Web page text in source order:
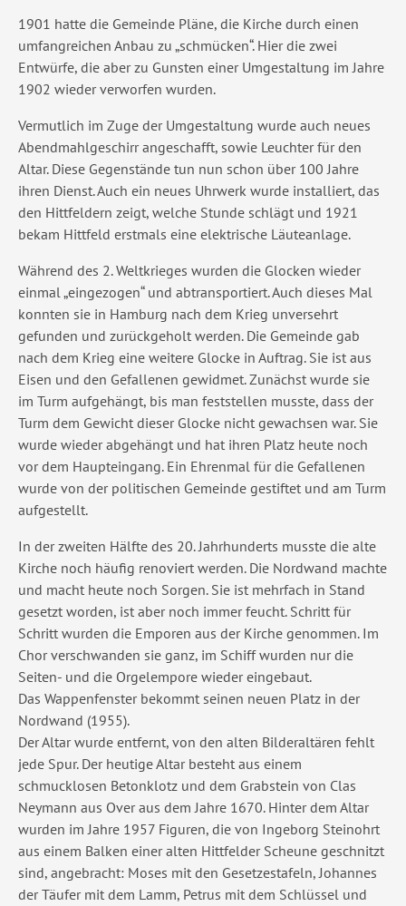
1901 hatte die Gemeinde Pläne, die Kirche durch einen
umfangreichen Anbau zu „schmücken“. Hier die zwei
Entwürfe, die aber zu Gunsten einer Umgestaltung im Jahre
1902 wieder verworfen wurden.
Vermutlich im Zuge der Umgestaltung wurde auch neues
Abendmahlgeschirr angeschafft, sowie Leuchter für den
Altar. Diese Gegenstände tun nun schon über 100 Jahre
ihren Dienst. Auch ein neues Uhrwerk wurde installiert, das
den Hittfeldern zeigt, welche Stunde schlägt und 1921
bekam Hittfeld erstmals eine elektrische Läuteanlage.
Während des 2. Weltkrieges wurden die Glocken wieder
einmal „eingezogen“ und abtransportiert. Auch dieses Mal
konnten sie in Hamburg nach dem Krieg unversehrt
gefunden und zurückgeholt werden. Die Gemeinde gab
nach dem Krieg eine weitere Glocke in Auftrag. Sie ist aus
Eisen und den Gefallenen gewidmet. Zunächst wurde sie
im Turm aufgehängt, bis man feststellen musste, dass der
Turm dem Gewicht dieser Glocke nicht gewachsen war. Sie
wurde wieder abgehängt und hat ihren Platz heute noch
vor dem Haupteingang. Ein Ehrenmal für die Gefallenen
wurde von der politischen Gemeinde gestiftet und am Turm
aufgestellt.
In der zweiten Hälfte des 20. Jahrhunderts musste die alte
Kirche noch häufig renoviert werden. Die Nordwand machte
und macht heute noch Sorgen. Sie ist mehrfach in Stand
gesetzt worden, ist aber noch immer feucht. Schritt für
Schritt wurden die Emporen aus der Kirche genommen. Im
Chor verschwanden sie ganz, im Schiff wurden nur die
Seiten- und die Orgelempore wieder eingebaut.
Das Wappenfenster bekommt seinen neuen Platz in der
Nordwand (1955).
Der Altar wurde entfernt, von den alten Bilderaltären fehlt
jede Spur. Der heutige Altar besteht aus einem
schmucklosen Betonklotz und dem Grabstein von Clas
Neymann aus Over aus dem Jahre 1670. Hinter dem Altar
wurden im Jahre 1957 Figuren, die von Ingeborg Steinohrt
aus einem Balken einer alten Hittfelder Scheune geschnitzt
sind, angebracht: Moses mit den Gesetzestafeln, Johannes
der Täufer mit dem Lamm, Petrus mit dem Schlüssel und